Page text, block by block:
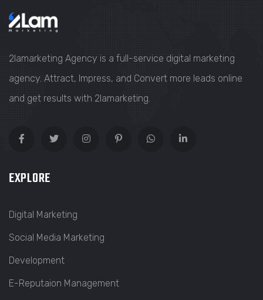
2lamarketing Agency is a full-service digital marketing
agency. Attract, Impress, and Convert more leads online
and get results with 2lamarketing.
EXPLORE
Digital Marketing
Social Media Marketing
Development
E-Reputaion Management